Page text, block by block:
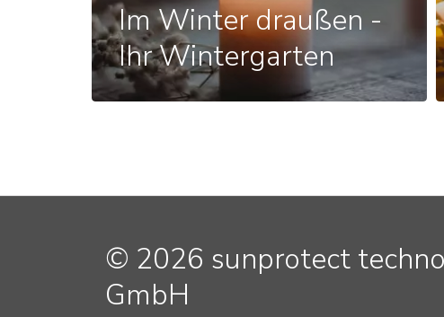
Im Winter draußen -
Ihr Wintergarten
© 2026 sunprotect
GmbH